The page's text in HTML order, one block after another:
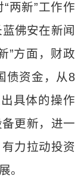
两新”工作作
佛安在新闻
”方面，财政
债资金，从8
具体的操作
更新，进一
力拉动投资
。